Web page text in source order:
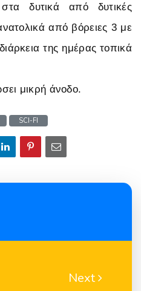
δυτικά από δυτικές
από βόρειες 3 με
της ημέρας τοπικά
μικρή άνοδο.
SCI-FI
Next